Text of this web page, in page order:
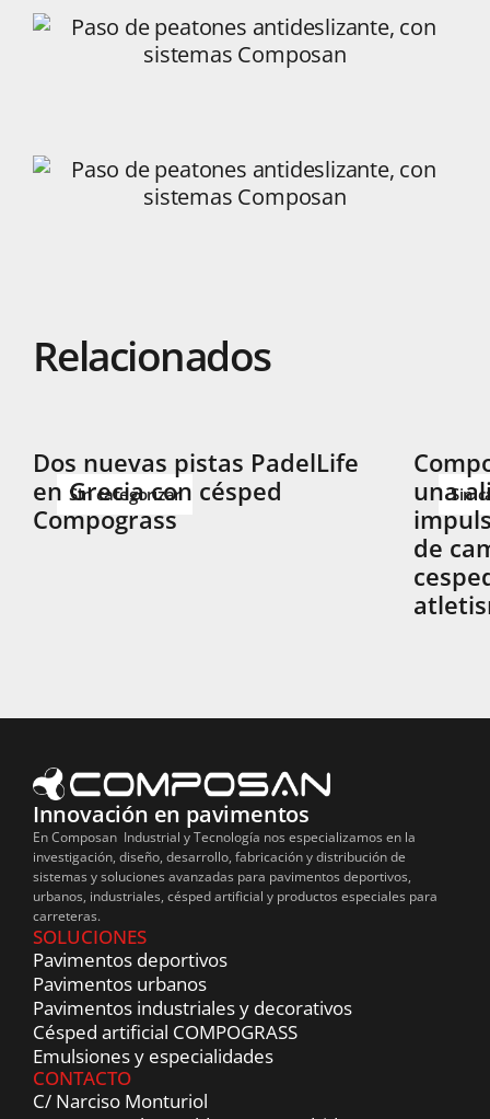
Relacionados
Sin categorizar
Dos nuevas pistas PadelLife
en Grecia con césped
Compograss
Sin
una
de
Innovación en pavimentos
En Composan Industrial y Tecnología nos especializamos en la
investigación, diseño, desarrollo, fabricación y distribución de
sistemas y soluciones avanzadas para pavimentos deportivos,
urbanos, industriales, césped artificial y productos especiales para
carreteras.
SOLUCIONES
Pavimentos deportivos
Pavimentos urbanos
Pavimentos industriales y decorativos
Césped artificial COMPOGRASS
Emulsiones y especialidades
CONTACTO
C/ Narciso Monturiol